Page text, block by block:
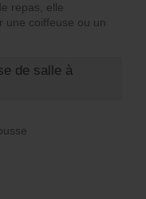
repas, elle
une coiffeuse ou un
de salle à